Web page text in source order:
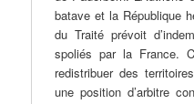
batave et la République
du Traité prévoit
spoliés par la France.
redistribuer des
une position d’arbitre